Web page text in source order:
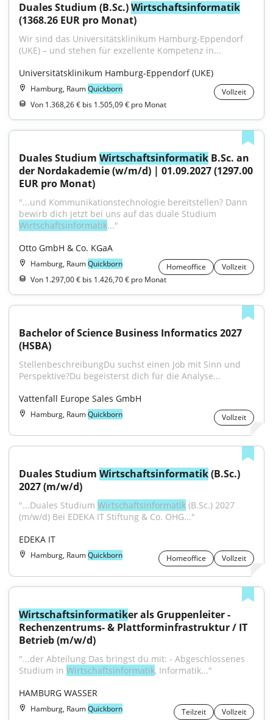
Duales Studium (B.Sc.) Wirtschaftsinformatik
(1368.26 EUR pro Monat)
Wir sind das Universitätsklinikum Hamburg-Eppendorf
(UKE) – und stehen für exzellente Kompetenz in...
Universitätsklinikum Hamburg-Eppendorf (UKE)
Hamburg, RaumQuickborn
Vollzeit
Von 1.368,26 € bis 1.505,09 € pro Monat
Duales Studium Wirtschaftsinformatik B.Sc. an
der Nordakademie (w/m/d) | 01.09.2027 (1297.00
EUR pro Monat)
"...und Kommunikationstechnologie bereitstellen? Dann
Wirtschaftsinformatik..."
Otto GmbH & Co. KGaA
Hamburg, RaumQuickborn Homeoffice
Vollzeit
Von 1.297,00 € bis 1.426,70 € pro Monat
Bachelor of Science Business Informatics 2027
(HSBA)
StellenbeschreibungDu suchst einen Job mit Sinn und
Perspektive?Du begeisterst dich für die Analyse...
Vattenfall Europe Sales GmbH
Hamburg, RaumQuickborn Vollzeit
Duales Studium Wirtschaftsinformatik (B.Sc.)
2027 (m/w/d)
"...Duales Studium Wirtschaftsinformatik (B.Sc.) 2027
(m/w/d) Bei EDEKA IT Stiftung & Co. OHG..."
EDEKA IT
Hamburg, RaumQuickborn Homeoffice Vollzeit
Wirtschaftsinformatiker als Gruppenleiter -
Rechenzentrums- & Plattforminfrastruktur / IT
Betrieb (m/w/d)
"...der Abteilung Das bringst du mit: - Abgeschlossenes
Studium in Wirtschaftsinformatik, Informatik..."
HAMBURG WASSER
Hamburg, RaumQuickborn Teilzeit Vollzeit